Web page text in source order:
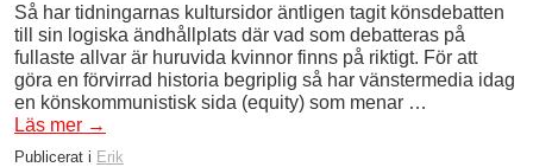
Så har tidningarnas kultursidor äntligen tagit könsdebatten
till sin logiska ändhållplats där vad som debatteras på
fullaste allvar är huruvida kvinnor finns på riktigt. För att
göra en förvirrad historia begriplig så har vänstermedia idag
en könskommunistisk sida (equity) som menar …
Läs mer →
Publicerat i Erik